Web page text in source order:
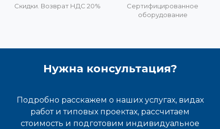
Скидки. Возврат НДС 20%
Сертифицированное
оборудование
Нужна консультация?
Подробно расскажем о наших услугах, видах
работ и типовых проектах, рассчитаем
стоимость и подготовим индивидуальное